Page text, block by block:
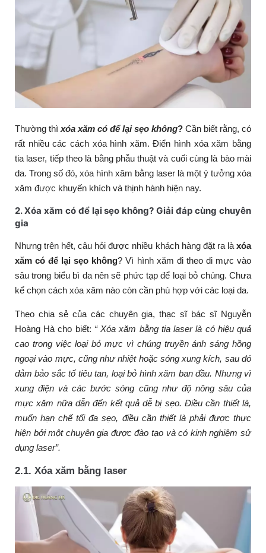
Thường thì xóa xăm có để lại sẹo không? Cần biết rằng, có
rất nhiều các cách xóa hình xăm. Điển hình xóa xăm bằng
tia laser, tiếp theo là bằng phẫu thuật và cuối cùng là bào mài
da. Trong số đó, xóa hình xăm bằng laser là một ý tưởng xóa
xăm được khuyến khích và thịnh hành hiện nay.
2. Xóa xăm có để lại sẹo không? Giải đáp cùng chuyên
gia
Nhưng trên hết, câu hỏi được nhiều khách hàng đặt ra là xóa
xăm có để lại sẹo không? Vì hình xăm đi theo di mực vào
sâu trong biểu bì da nên sẽ phức tạp để loại bỏ chúng. Chưa
kể chọn cách xóa xăm nào còn cần phù hợp với các loại da.
Theo chia sẻ của các chuyên gia, thạc sĩ bác sĩ Nguyễn
Hoàng Hà cho biết: “ Xóa xăm bằng tia laser là có hiệu quả
cao trong việc loại bỏ mực vì chúng truyền ánh sáng hồng
ngoại vào mực, cũng như nhiệt hoặc sóng xung kích, sau đó
đảm bảo sắc tố tiêu tan, loại bỏ hình xăm ban đầu. Nhưng vì
xung điện và các bước sóng cũng như độ nông sâu của
mực xăm nữa dẫn đến kết quả dễ bị sẹo. Điều cần thiết là,
muốn hạn chế tối đa sẹo, điều cần thiết là phải được thực
hiện bởi một chuyên gia được đào tạo và có kinh nghiệm sử
dụng laser”.
2.1. Xóa xăm bằng laser